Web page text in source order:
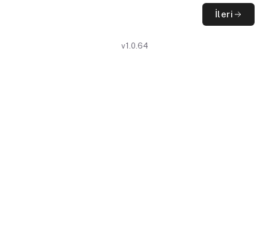
İleri
v1.0.64